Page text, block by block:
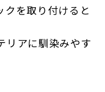
クを取り付けると
リアに馴染みやす